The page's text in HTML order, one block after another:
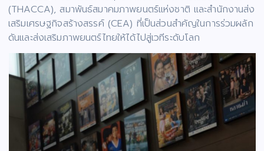
(THACCA), สมาพันธ์สมาคมภาพยนตร์แห่งชาติ และสำนักงานส่ง
เสริมเศรษฐกิจสร้างสรรค์ (CEA) ที่เป็นส่วนสำคัญในการร่วมผลัก
ดันและส่งเสริมภาพยนตร์ไทยให้ได้ไปสู่เวทีระดับโลก